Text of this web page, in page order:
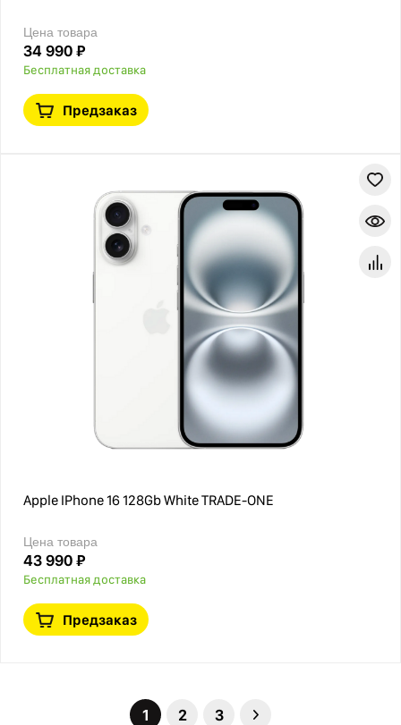
Цена товара
34 990 ₽
Бесплатная доставка
Предзаказ
Apple IPhone 16 128Gb White TRADE-ONE
Цена товара
43 990 ₽
Бесплатная доставка
Предзаказ
1 2 3